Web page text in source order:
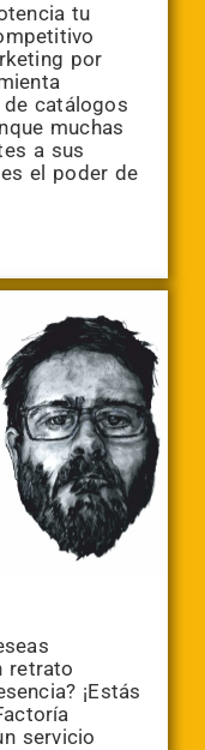
tu
por
catálogos
muchas
a sus
el poder de
retrato
¡Estás
servicio